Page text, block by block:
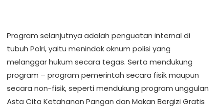
Program selanjutnya adalah penguatan internal di
tubuh Polri, yaitu menindak oknum polisi yang
melanggar hukum secara tegas. Serta mendukung
program – program pemerintah secara fisik maupun
secara non-fisik, seperti mendukung program unggulan
Asta Cita Ketahanan Pangan dan Makan Bergizi Gratis